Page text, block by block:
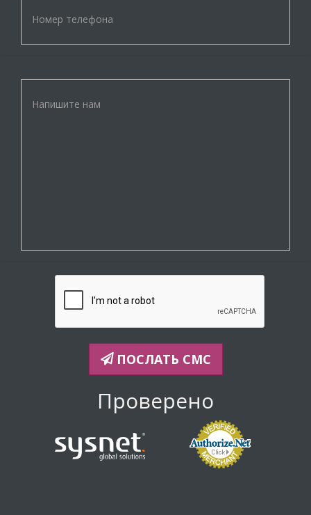
ПОСЛАТЬ СМС
Проверено